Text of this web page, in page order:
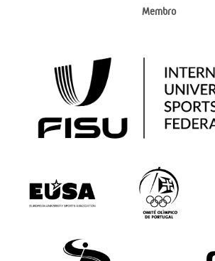
Membro